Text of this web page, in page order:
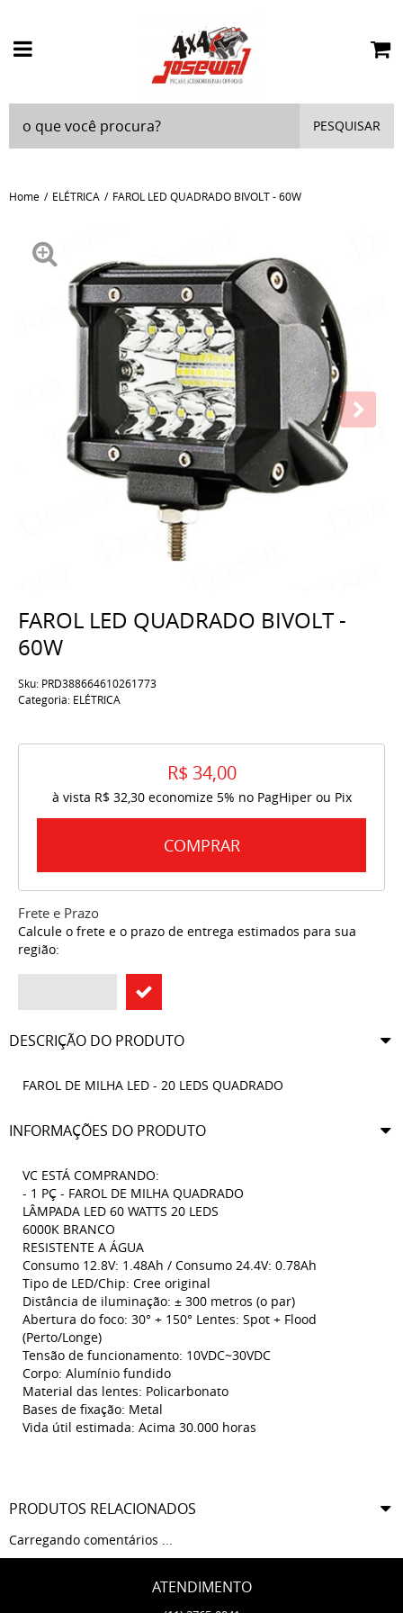
PESQUISAR
Home ELÉTRICA FAROL LED QUADRADO BIVOLT - 60W
FAROL LED QUADRADO BIVOLT -
60W
Sku: PRD388664610261773
Categoria: ELÉTRICA
R$ 34,00
à vista R$ 32,30economize 5% no PagHiper ou Pix
COMPRAR
Frete e Prazo
Calcule o frete e o prazo de entrega estimados para sua
região:
DESCRIÇÃO DO PRODUTO
FAROL DE MILHA LED - 20 LEDS QUADRADO
INFORMAÇÕES DO PRODUTO
VC ESTÁ COMPRANDO:
- 1 PÇ - FAROL DE MILHA QUADRADO
LÂMPADA LED 60 WATTS 20 LEDS
6000K BRANCO
RESISTENTE A ÁGUA
Consumo 12.8V: 1.48Ah / Consumo 24.4V: 0.78Ah
Tipo de LED/Chip: Cree original
Distância de iluminação: ± 300 metros (o par)
Abertura do foco: 30° + 150° Lentes: Spot + Flood
(Perto/Longe)
Tensão de funcionamento: 10VDC~30VDC
Corpo: Alumínio fundido
Material das lentes: Policarbonato
Bases de fixação: Metal
Vida útil estimada: Acima 30.000 horas
PRODUTOS RELACIONADOS
Carregando comentários ...
ATENDIMENTO